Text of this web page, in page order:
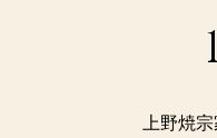
上野焼